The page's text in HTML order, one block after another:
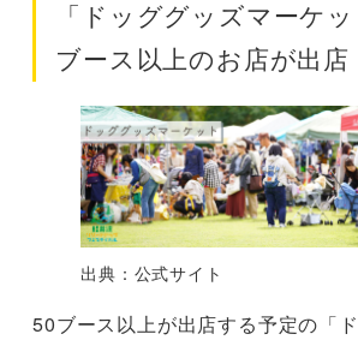
「ドッググッズマーケ
ブース以上のお店が出店
出典：公式サイト
50ブース以上が出店する予定の「